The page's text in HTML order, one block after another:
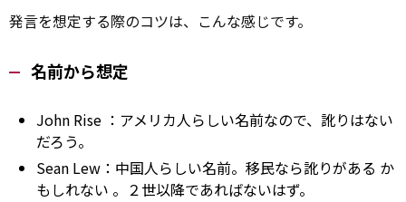
発言を想定する際のコツは、こんな感じです。
名前から想定
John Rise ：アメリカ人らしい名前なので、訛りはない
だろう。
Sean Lew：中国人らしい名前。移民なら訛りがある か
もしれない 。２世以降であればないはず。